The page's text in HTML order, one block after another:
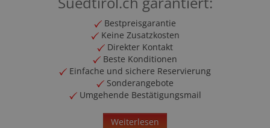
Bestpreisgarantie
Keine Zusatzkosten
Direkter Kontakt
Beste Konditionen
Einfache und sichere Reservierung
Sonderangebote
Umgehende Bestätigungsmail
Weiterlesen